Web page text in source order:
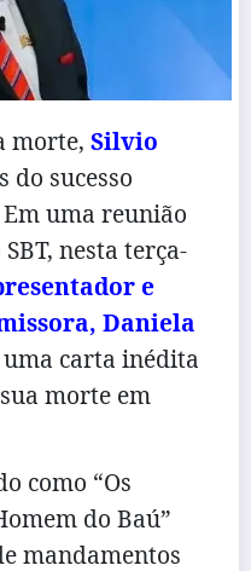
morte, Silvio
do sucesso
uma reunião
nesta terça-
e
Daniela
carta inédita
morte em
como “Os
do Baú”
mandamentos